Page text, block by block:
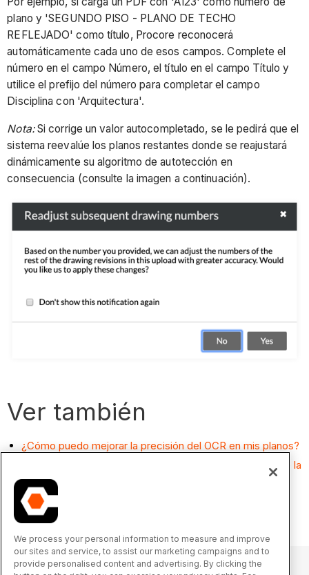
plano y 'SEGUNDO PISO - PLANO DE TECHO
REFLEJADO' como título, Procore reconocerá
automáticamente cada uno de esos campos. Complete el
número en el campo Número, el título en el campo Título y
utilice el prefijo del número para completar el campo
Disciplina con 'Arquitectura'.
Nota:Si corrige un valor autocompletado, se le pedirá que el
sistema reevalúe los planos restantes donde se reajustará
dinámicamente su algoritmo de autotección en
consecuencia (consulte la imagen a continuación).
Ver también
¿Cómo puedo mejorar la precisión del OCR en mis planos?
¿Cómo puedo mejorar la precisión de la identificación de la
sección de especificaciones?
We process your personal information to measure and improve
our sites and service, to assist our marketing campaigns and to
provide personalised content and advertising. By clicking the